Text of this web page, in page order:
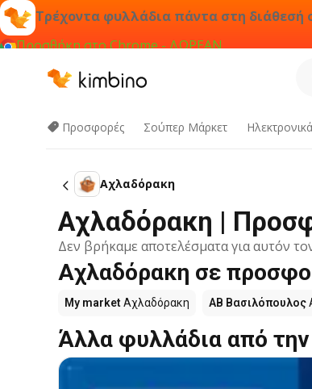
Τρέχοντα φυλλάδια πάντα στη διάθεσή
Προσθήκη στο Chrome - ΔΩΡΕΑΝ
Προσφορές Σούπερ Μάρκετ Hλεκτρονικά
Αχλαδόρακη
Αχλαδόρακη |
Δεν βρήκαμε αποτελέσματα για αυτόν
Αχλαδόρακη σε
My marketΑχλαδόρακη ΑΒ Βασιλόπουλος
Άλλα φυλλάδια από την